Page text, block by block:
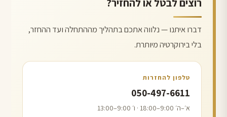
רוצים לבטל או להחזיר?
דברו איתנו — נלווה אתכם בתהליך מההתחלה ועד ההחזר,
בלי בירוקרטיה מיותרת.
טלפון להחזרות
050-497-6611
א׳–ה׳ 9:00–18:00 · ו׳ 9:00–13:00